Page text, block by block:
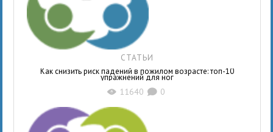
СТАТЬИ
Как снизить риск падений в пожилом возрасте: топ-10
упражнений для ног
X 11640 K 0